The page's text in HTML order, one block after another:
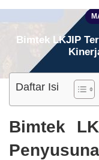
Bimtek LKJIP
Daftar Isi
Bimtek